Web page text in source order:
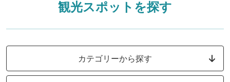
観光スポットを探す
カテゴリーから探す